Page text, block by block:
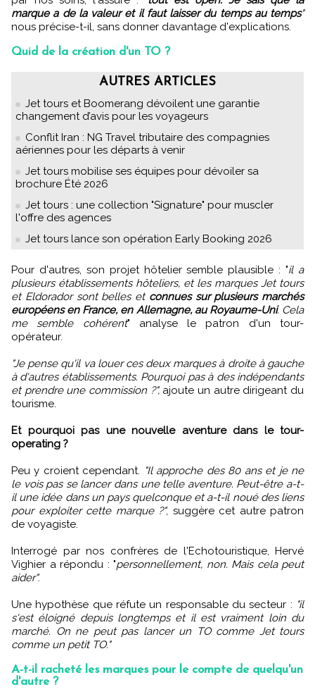
marque a de la valeur et il faut laisser du temps au temps"
nous précise-t-il, sans donner davantage d'explications.
Quid de la création d'un TO ?
AUTRES ARTICLES
Jet tours et Boomerang dévoilent une garantie
changement d’avis pour les voyageurs
Conflit Iran : NG Travel tributaire des compagnies
aériennes pour les départs à venir
Jet tours mobilise ses équipes pour dévoiler sa
brochure Été 2026
Jet tours : une collection "Signature" pour muscler
l'offre des agences
Jet tours lance son opération Early Booking 2026
Pour d'autres, son projet hôtelier semble plausible : "il a
plusieurs établissements hôteliers, et les marques Jet tours
et Eldorador sont belles et connues sur plusieurs marchés
européens en France, en Allemagne, au Royaume-Uni. Cela
me semble cohérent" analyse le patron d'un tour-
opérateur.
"Je pense qu'il va louer ces deux marques à droite à gauche
à d'autres établissements. Pourquoi pas à des indépendants
et prendre une commission ?",ajoute un autre dirigeant du
tourisme.
Et pourquoi pas une nouvelle aventure dans le tour-
operating ?
Peu y croient cependant. "Il approche des 80 ans et je ne
le vois pas se lancer dans une telle aventure. Peut-être a-t-
il une idée dans un pays quelconque et a-t-il noué des liens
pour exploiter cette marque ?", suggère cet autre patron
de voyagiste.
Interrogé par nos confrères de l'Echotouristique, Hervé
Vighier a répondu : "personnellement, non. Mais cela peut
aider".
Une hypothèse que réfute un responsable du secteur : "il
s'est éloigné depuis longtemps et il est vraiment loin du
marché. On ne peut pas lancer un TO comme Jet tours
comme un petit TO."
A-t-il racheté les marques pour le compte de quelqu'un
d'autre ?